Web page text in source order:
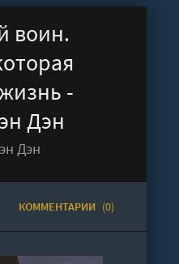
воин.
-
Дэн
Дэн
КОММЕНТАРИИ (0)